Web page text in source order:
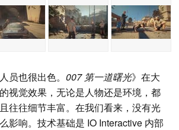
员也很出色。 007 第一道曙光》在大
视觉效果，无论是人物还是环境，都
往往细节丰富。在我们看来，没有光
影响。技术基础是 IO Interactive 内部